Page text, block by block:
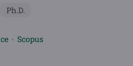
Ph.D.
Scopus